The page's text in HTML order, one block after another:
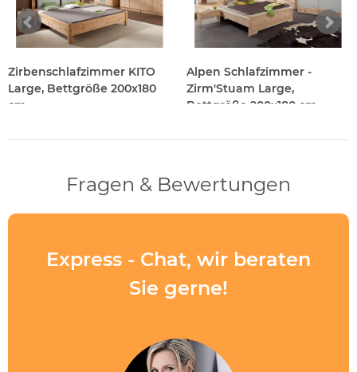
Zirbenschlafzimmer KITO
Large, Bettgröße 200x180
cm
Alpen Schlafzimmer -
Zirm'Stuam Large,
Bettgröße 200x180 cm
Fragen & Bewertungen
Express - Chat, wir beraten
Sie gerne!